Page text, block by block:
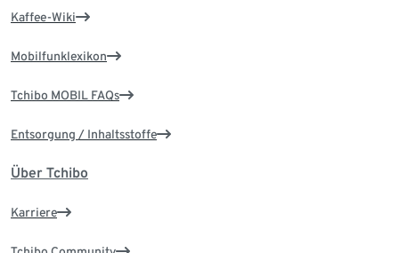
Kaffee-Wiki
Mobilfunklexikon
Tchibo MOBIL FAQs
Entsorgung / Inhaltsstoffe
Über Tchibo
Karriere